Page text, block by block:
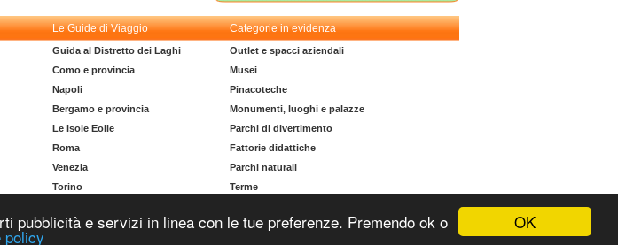
OK
pubblicità e servizi in linea con le tue preferenze. Premendo ok o
policy
Le Guide di Viaggio Categorie in evidenza
Guida al Distretto dei Laghi
Como e provincia
Napoli
Bergamo e provincia
Le isole Eolie
Roma
Venezia
Torino
Outlet e spacci aziendali
Musei
Pinacoteche
Monumenti, luoghi e palazze
Parchi di divertimento
Fattorie didattiche
Parchi naturali
Terme
Malta MT 2105-2906 Tutti i diritti riservati.